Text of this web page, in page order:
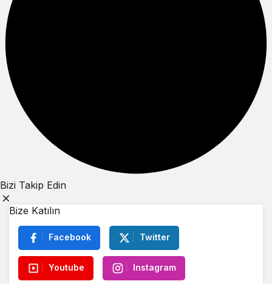
Bizi Takip Edin
Bize Katılın
Facebook Twitter
Youtube Instagram